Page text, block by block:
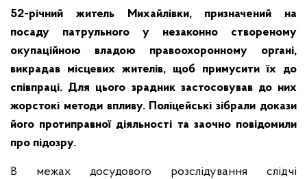
52-річний житель Михайлівки, призначений на
посаду патрульного у незаконно створеному
окупаційною владою правоохоронному органі,
викрадав місцевих жителів, щоб примусити їх до
співпраці. Для цього зрадник застосовував до них
жорстокі методи впливу. Поліцейські зібрали докази
його протиправної діяльності та заочно повідомили
про підозру.
В межах досудового розслідування слідчі